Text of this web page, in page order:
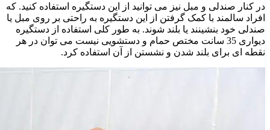
در کنار صندلی و مبل نیز می توانید از این دستگیره استفاده کنید. که
افراد سالمند با کمک گرفتن از این دستگیره به راحتی بر روی مبل یا
صندلی خود بنشینند یا بلند شوند. به طور کلی استفاده از دستگیره
دیواری 35 سانت مختص حمام و دستشویی نیست می توان در هر
نقطه ای برای بلند شدن و نشستن از آن استفاده کرد.